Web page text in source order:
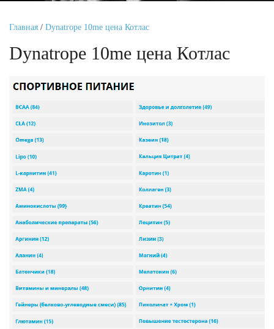
Главная / Dynatrope 10me цена Котлас
Dynatrope 10me цена Котлас